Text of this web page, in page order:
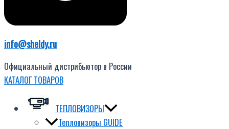
info@sheldy.ru
Официальный дистрибьютор в России
КАТАЛОГ ТОВАРОВ
ТЕПЛОВИЗОРЫ
Тепловизоры GUIDE